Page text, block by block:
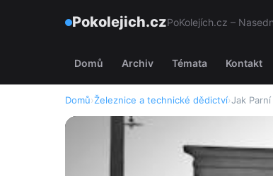
Pokolejich.czPoKolejích.cz –
Domů Archiv Témata Kontakt
Domů›Železnice a technické dědictví›Jak